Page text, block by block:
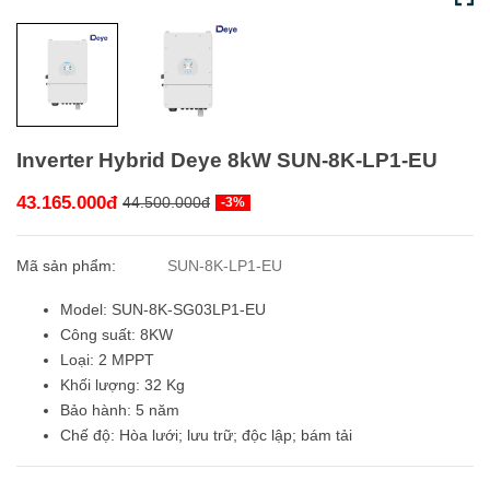
Inverter Hybrid Deye 8kW SUN-8K-LP1-EU
43.165.000đ 44.500.000đ -3%
Mã sản phẩm: SUN-8K-LP1-EU
Model: SUN-8K-SG03LP1-EU
Công suất: 8KW
Loại: 2 MPPT
Khối lượng: 32 Kg
Bảo hành: 5 năm
Chế độ: Hòa lưới; lưu trữ; độc lập; bám tải